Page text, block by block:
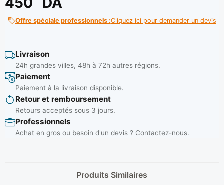
Offre spéciale professionnels :Cliquez ici pour demander un devis
Livraison
24h grandes villes, 48h à 72h autres régions.
Paiement
Paiement à la livraison disponible.
Retour et remboursement
Retours acceptés sous 3 jours.
Professionnels
Achat en gros ou besoin d'un devis ? Contactez-nous.
Produits Similaires